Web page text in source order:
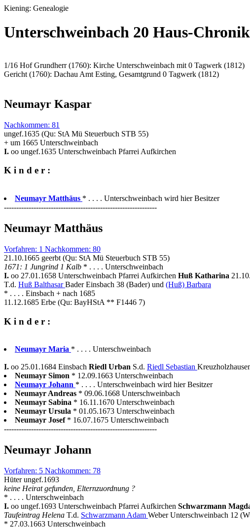
Kiening: Genealogie
Unterschweinbach 20 Haus-
1/16 Hof Grundherr (1760): Kirche Unterschweinbach mit 0 Tagwerk (1812)
Gericht (1760): Dachau Amt Esting, Gesamtgrund 0 Tagwerk (1812)
Neumayr Kaspar
Nachkommen: 81
ungef.1635 (Qu: StA Mü Steuerbuch STB 55)
+ um 1665 Unterschweinbach
I. oo ungef.1635 Unterschweinbach Pfarrei Aufkirchen
K i n d e r :
Neumayr Matthäus * . . . . Unterschweinbach wird hier Besitzer
--------------------------------------------------------------
Neumayr Matthäus
Vorfahren: 1 Nachkommen: 80
21.10.1665 geerbt (Qu: StA Mü Steuerbuch STB 55)
1671: 1 Jungrind 1 Kalb * . . . . Unterschweinbach
I. oo 27.01.1658 Unterschweinbach Pfarrei Aufkirchen Huß Katharina
T.d. Huß BalthasarBader Einsbach 38 (Bader) und (Huß) Barbara
* . . . . Einsbach + nach 1685
11.12.1685 Erbe (Qu: BayHStA ** F1446 7)
K i n d e r :
Neumayr Maria * . . . . Unterschweinbach
I. oo 25.01.1684 Einsbach Riedl Urban S.d. Riedl Sebastian
Neumayr Simon * 12.09.1663 Unterschweinbach
Neumayr Johann * . . . . Unterschweinbach wird hier Besitzer
Neumayr Andreas * 09.06.1668 Unterschweinbach
Neumayr Sabina * 16.11.1670 Unterschweinbach
Neumayr Ursula * 01.05.1673 Unterschweinbach
Neumayr Josef * 16.07.1675 Unterschweinbach
--------------------------------------------------------------
Neumayr Johann
Vorfahren: 5 Nachkommen: 78
Hüter ungef.1693
keine Heirat gefunden, Elternzuordnung ?
* . . . . Unterschweinbach
I. oo ungef.1693 Unterschweinbach Pfarrei Aufkirchen Schwarzmann
Taufeintrag Helena T.d. Schwarzmann Adam Weber Unterschweinbach 12
* 27.03.1663 Unterschweinbach